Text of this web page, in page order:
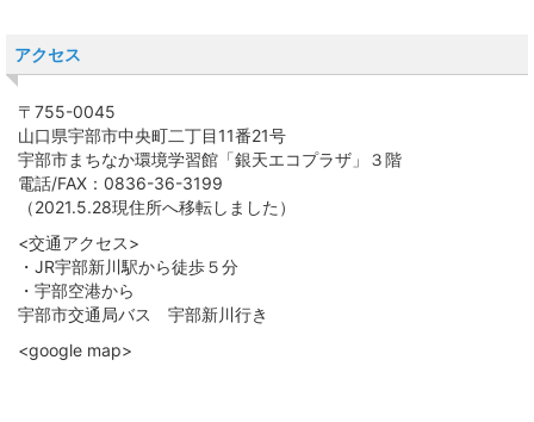
アクセス
〒755-0045
山口県宇部市中央町二丁目11番21号
宇部市まちなか環境学習館「銀天エコプラザ」３階
電話/FAX：0836-36-3199
（2021.5.28現住所へ移転しました）
<交通アクセス>
・JR宇部新川駅から徒歩５分
・宇部空港から
宇部市交通局バス 宇部新川行き
<google map>